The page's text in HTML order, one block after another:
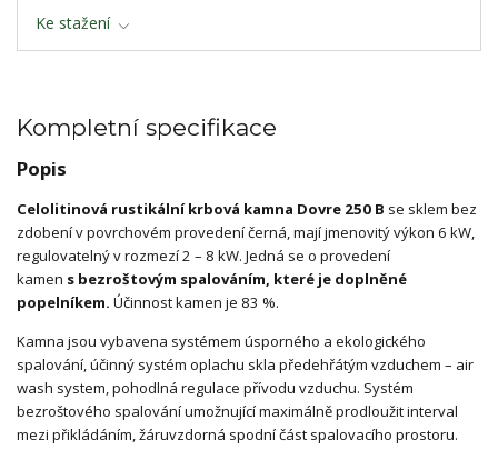
Ke stažení
Kompletní specifikace
Popis
Celolitinová rustikální krbová kamna Dovre 250 B se sklem bez
zdobení v povrchovém provedení černá, mají jmenovitý výkon 6 kW,
regulovatelný v rozmezí 2 – 8 kW. Jedná se o provedení
kamen s bezroštovým spalováním, které je doplněné
popelníkem. Účinnost kamen je 83 %.
Kamna jsou vybavena systémem úsporného a ekologického
spalování, účinný systém oplachu skla předehřátým vzduchem – air
wash system, pohodlná regulace přívodu vzduchu. Systém
bezroštového spalování umožnující maximálně prodloužit interval
mezi přikládáním, žáruvzdorná spodní část spalovacího prostoru.